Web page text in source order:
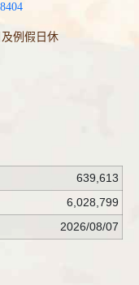
及例假日休
639,613
6,028,799
2026/08/07